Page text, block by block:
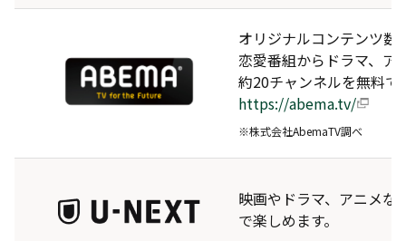
オリジナルコンテンツ
恋愛番組からドラマ、ア
約20チャンネルを無料で
https://abema.tv/
※株式会社AbemaTV調べ
映画やドラマ、アニメな
で楽しめます。